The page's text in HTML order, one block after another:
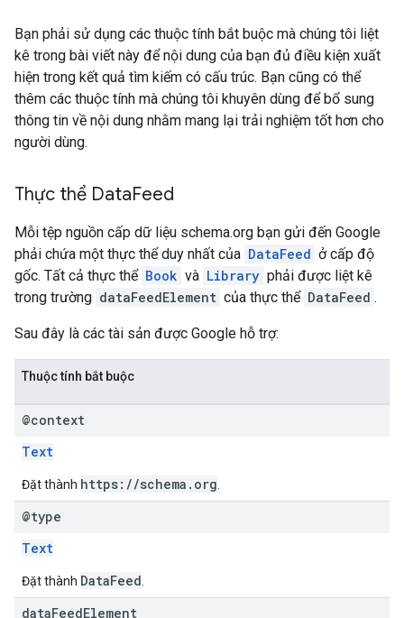
Bạn phải sử dụng các thuộc tính bắt buộc mà chúng tôi liệt
kê trong bài viết này để nội dung của bạn đủ điều kiện xuất
hiện trong kết quả tìm kiếm có cấu trúc. Bạn cũng có thể
thêm các thuộc tính mà chúng tôi khuyên dùng để bổ sung
thông tin về nội dung nhằm mang lại trải nghiệm tốt hơn cho
người dùng.
Thực thể DataFeed
Mỗi tệp nguồn cấp dữ liệu schema.org bạn gửi đến Google
phải chứa một thực thể duy nhất của DataFeed ở cấp độ
gốc. Tất cả thực thể Book và Library phải được liệt kê
trong trường dataFeedElement của thực thể DataFeed .
Sau đây là các tài sản được Google hỗ trợ:
Thuộc tính bắt buộc
@context
Text
Đặt thành https://schema.org
@type
Text
Đặt thành DataFeed
dataFeedElement